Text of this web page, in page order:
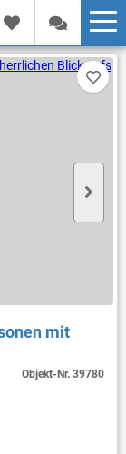
mit
Objekt-Nr.39780